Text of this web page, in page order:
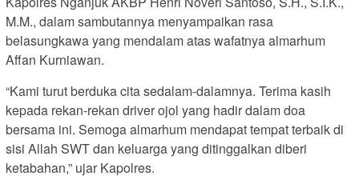
M.M., dalam sambutannya menyampaikan rasa
belasungkawa yang mendalam atas wafatnya almarhum
Affan Kurniawan.
“Kami turut berduka cita sedalam-dalamnya. Terima kasih
kepada rekan-rekan driver ojol yang hadir dalam doa
bersama ini. Semoga almarhum mendapat tempat terbaik di
sisi Allah SWT dan keluarga yang ditinggalkan diberi
ketabahan,” ujar Kapolres.